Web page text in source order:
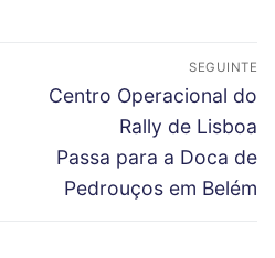
SEGUINTE
N
Centro Operacional do
Rally de Lisboa
Passa para a Doca de
Pedrouços em Belém